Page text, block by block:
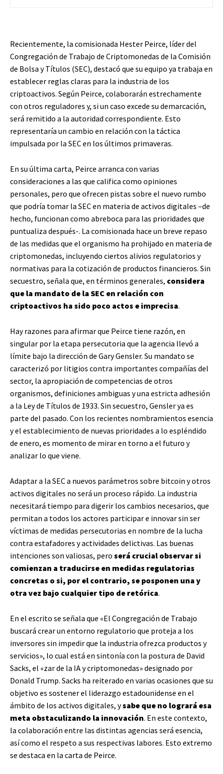
Recientemente, la comisionada Hester Peirce, líder del
Congregación de Trabajo de Criptomonedas de la Comisión
de Bolsa y Títulos (SEC), destacó que su equipo ya trabaja en
establecer reglas claras para la industria de los
criptoactivos. Según Peirce, colaborarán estrechamente
con otros reguladores y, si un caso excede su demarcación,
será remitido a la autoridad correspondiente. Esto
representaría un cambio en relación con la táctica
impulsada por la SEC en los últimos primaveras.
En su última carta, Peirce arranca con varias
consideraciones a las que califica como opiniones
personales, pero que ofrecen pistas sobre el nuevo rumbo
que podría tomar la SEC en materia de activos digitales –de
hecho, funcionan como abreboca para las prioridades que
puntualiza después-. La comisionada hace un breve repaso
de las medidas que el organismo ha prohijado en materia de
criptomonedas, incluyendo ciertos alivios regulatorios y
normativas para la cotización de productos financieros. Sin
secuestro, señala que, en términos generales, considera
que la mandato de la SEC en relación con
criptoactivos ha sido poco actos e imprecisa.
Hay razones para afirmar que Peirce tiene razón, en
singular por la etapa persecutoria que la agencia llevó a
límite bajo la dirección de Gary Gensler. Su mandato se
caracterizó por litigios contra importantes compañías del
sector, la apropiación de competencias de otros
organismos, definiciones ambiguas y una estricta adhesión
a la Ley de Títulos de 1933. Sin secuestro, Gensler ya es
parte del pasado. Con los recientes nombramientos esencia
y el establecimiento de nuevas prioridades a lo espléndido
de enero, es momento de mirar en torno a el futuro y
analizar lo que viene.
Adaptar a la SEC a nuevos parámetros sobre bitcoin y otros
activos digitales no será un proceso rápido. La industria
necesitará tiempo para digerir los cambios necesarios, que
permitan a todos los actores participar e innovar sin ser
víctimas de medidas persecutorias en nombre de la lucha
contra estafadores y actividades delictivas. Las buenas
intenciones son valiosas, pero será crucial observar si
comienzan a traducirse en medidas regulatorias
concretas o si, por el contrario, se posponen una y
otra vez bajo cualquier tipo de retórica.
En el escrito se señala que «El Congregación de Trabajo
buscará crear un entorno regulatorio que proteja a los
inversores sin impedir que la industria ofrezca productos y
servicios», lo cual está en sintonía con la postura de David
Sacks, el «zar de la IA y criptomonedas» designado por
Donald Trump. Sacks ha reiterado en varias ocasiones que su
objetivo es sostener el liderazgo estadounidense en el
ámbito de los activos digitales, ysabe que no logrará esa
meta obstaculizando la innovación. En este contexto,
la colaboración entre las distintas agencias será esencia,
así como el respeto a sus respectivas labores. Esto extremo
se destaca en la carta de Peirce.